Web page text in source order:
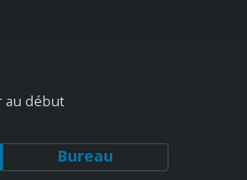
au début
Bureau